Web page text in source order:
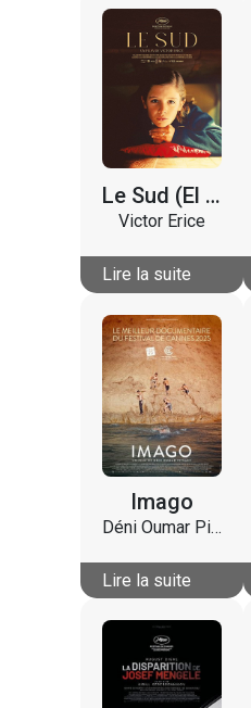
Le Sud (El sur)
Victor Erice
Lire la suite
Imago
Déni Oumar Pitsaev
Lire la suite